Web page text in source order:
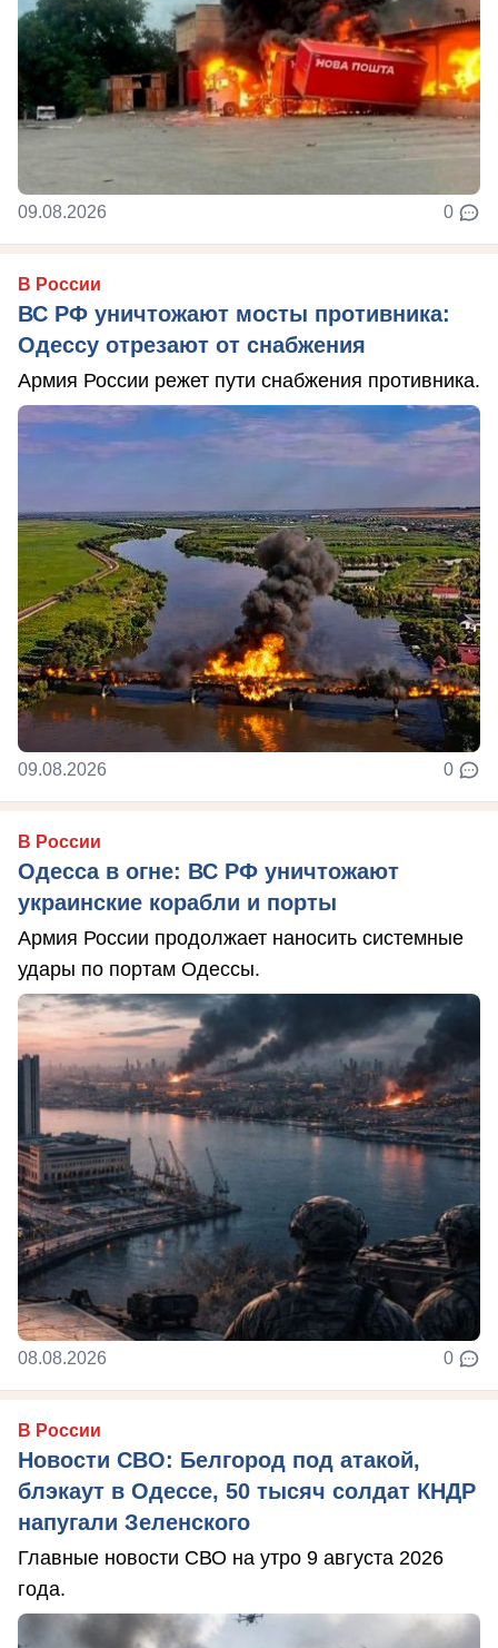
09.08.2026 0
В России
ВС РФ уничтожают мосты противника:
Одессу отрезают от снабжения
Армия России режет пути снабжения противника.
09.08.2026 0
В России
Одесса в огне: ВС РФ уничтожают
украинские корабли и порты
Армия России продолжает наносить системные
удары по портам Одессы.
08.08.2026 0
В России
Новости СВО: Белгород под атакой,
блэкаут в Одессе, 50 тысяч солдат КНДР
напугали Зеленского
Главные новости СВО на утро 9 августа 2026
года.